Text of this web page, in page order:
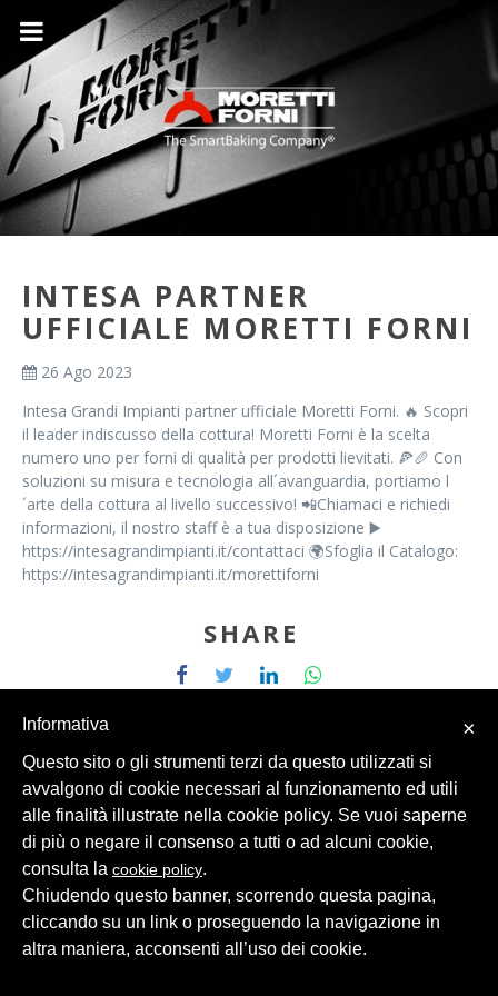
INTESA PARTNER
UFFICIALE MORETTI FORNI
26 Ago 2023
Intesa Grandi Impianti partner ufficiale Moretti Forni. 🔥 Scopri
il leader indiscusso della cottura! Moretti Forni è la scelta
numero uno per forni di qualità per prodotti lievitati. 🍕🥖 Con
soluzioni su misura e tecnologia all´avanguardia, portiamo l
´arte della cottura al livello successivo! 📲Chiamaci e richiedi
informazioni, il nostro staff è a tua disposizione ▶️
https://intesagrandimpianti.it/contattaci 🌍Sfoglia il Catalogo:
https://intesagrandimpianti.it/morettiforni
SHARE
© 2026 Intesa Grandi Impianti Srl Dati Personali
×
Informativa
Questo sito o gli strumenti terzi da questo utilizzati si
avvalgono di cookie necessari al funzionamento ed utili
alle finalità illustrate nella cookie policy. Se vuoi saperne
di più o negare il consenso a tutti o ad alcuni cookie,
consulta la cookie policy.
Chiudendo questo banner, scorrendo questa pagina,
cliccando su un link o proseguendo la navigazione in
altra maniera, acconsenti all’uso dei cookie.